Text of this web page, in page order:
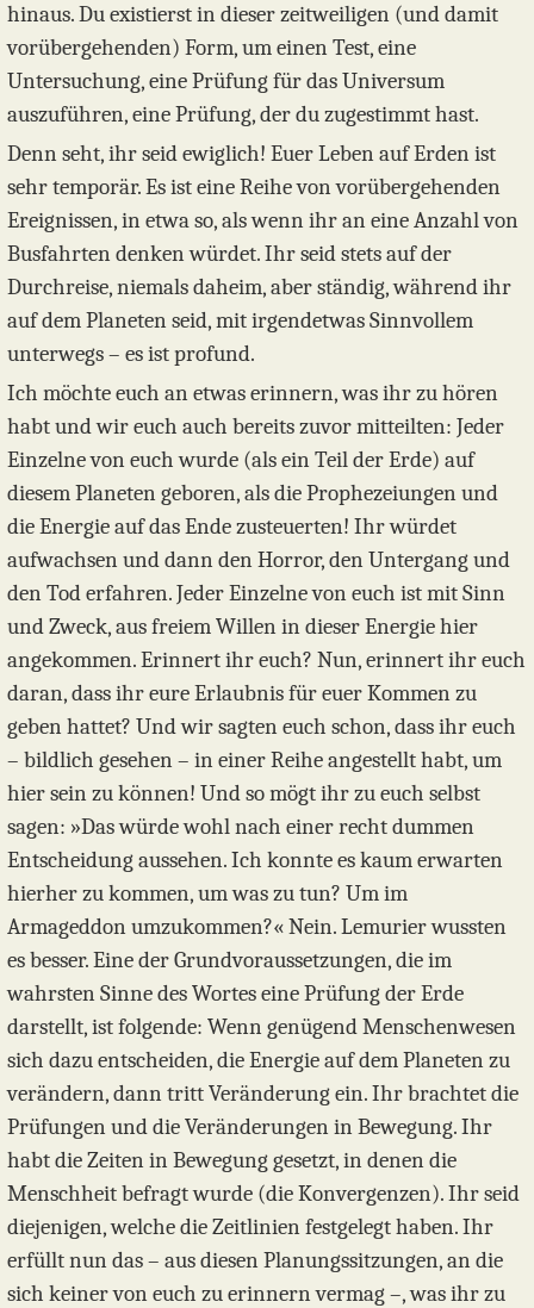
hinaus. Du existierst in dieser zeitweiligen (und damit
vorübergehenden) Form, um einen Test, eine
Untersuchung, eine Prüfung für das Universum
auszuführen, eine Prüfung, der du zugestimmt hast.
Denn seht, ihr seid ewiglich! Euer Leben auf Erden ist
sehr temporär. Es ist eine Reihe von vorübergehenden
Ereignissen, in etwa so, als wenn ihr an eine Anzahl von
Busfahrten denken würdet. Ihr seid stets auf der
Durchreise, niemals daheim, aber ständig, während ihr
auf dem Planeten seid, mit irgendetwas Sinnvollem
unterwegs – es ist profund.
Ich möchte euch an etwas erinnern, was ihr zu hören
habt und wir euch auch bereits zuvor mitteilten: Jeder
Einzelne von euch wurde (als ein Teil der Erde) auf
diesem Planeten geboren, als die Prophezeiungen und
die Energie auf das Ende zusteuerten! Ihr würdet
aufwachsen und dann den Horror, den Untergang und
den Tod erfahren. Jeder Einzelne von euch ist mit Sinn
und Zweck, aus freiem Willen in dieser Energie hier
angekommen. Erinnert ihr euch? Nun, erinnert ihr euch
daran, dass ihr eure Erlaubnis für euer Kommen zu
geben hattet? Und wir sagten euch schon, dass ihr euch
– bildlich gesehen – in einer Reihe angestellt habt, um
hier sein zu können! Und so mögt ihr zu euch selbst
sagen: »Das würde wohl nach einer recht dummen
Entscheidung aussehen. Ich konnte es kaum erwarten
hierher zu kommen, um was zu tun? Um im
Armageddon umzukommen?« Nein. Lemurier wussten
es besser. Eine der Grundvoraussetzungen, die im
wahrsten Sinne des Wortes eine Prüfung der Erde
darstellt, ist folgende: Wenn genügend Menschenwesen
sich dazu entscheiden, die Energie auf dem Planeten zu
verändern, dann tritt Veränderung ein. Ihr brachtet die
Prüfungen und die Veränderungen in Bewegung. Ihr
habt die Zeiten in Bewegung gesetzt, in denen die
Menschheit befragt wurde (die Konvergenzen). Ihr seid
diejenigen, welche die Zeitlinien festgelegt haben. Ihr
erfüllt nun das – aus diesen Planungssitzungen, an die
sich keiner von euch zu erinnern vermag –, was ihr zu